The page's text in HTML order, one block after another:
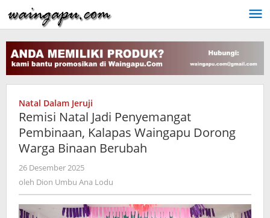
ke
konten
Natal Dalam Jeruji
Remisi Natal Jadi Penyemangat
Pembinaan, Kalapas Waingapu Dorong
Warga Binaan Berubah
26 Desember 2025
Dion
Lodu
oleh Dion Umbu Ana Lodu